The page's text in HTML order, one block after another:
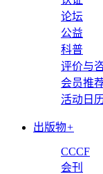
论坛
公益
科普
评价与
会员推
活动日
出版物+
CCCF
会刊